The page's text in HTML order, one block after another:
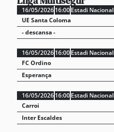
16/05/202616:00Estadi Nacional
UE Santa Coloma
- descansa -
16/05/202616:00Estadi Nacional
FC Ordino
Esperança
16/05/202616:00Estadi Nacional
Carroi
Inter Escaldes